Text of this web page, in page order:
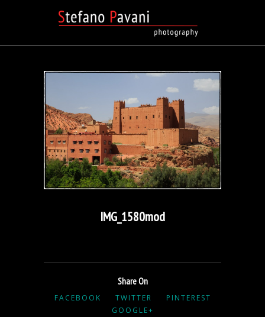
IMG_1580mod
Share On
FACEBOOK TWITTER
PINTEREST
GOOGLE+